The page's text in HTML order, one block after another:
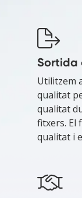
Sortida
Utilitzem
qualitat
qualitat
fitxers. El
qualitat i